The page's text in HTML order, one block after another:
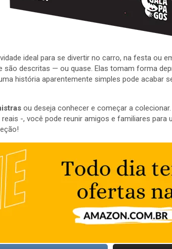
ideal para se divertir no carro, na festa ou
descritas — ou quase. Elas tomam forma
história aparentemente simples pode acabar
ou deseja conhecer e começar a
-, você pode reunir amigos e familiares para